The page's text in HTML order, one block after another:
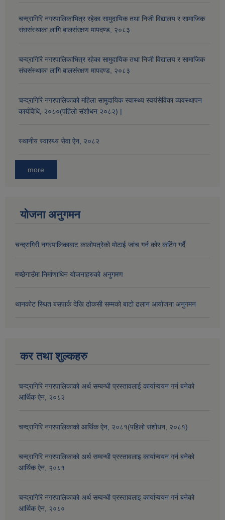
चन्द्रागिरि नगरपालिकाभित्र रहेका सामुदायिक तथा निजी विद्यालय र सामाजिक
संघसंस्थाका लागि बालसंरक्षण मापदण्ड, २०८३
चन्द्रागिरि नगरपालिकाभित्र रहेका सामुदायिक तथा निजी विद्यालय र सामाजिक
संघसंस्थाका लागि बालसंरक्षण मापदण्ड, २०८३
चन्द्रागिरि नगरपालिकाको महिला सामुदायिक स्वास्थ्य स्वयंसेविका व्यवस्थापन
कार्यविधि, २०८०(पहिलो संशोधन २०८२) |
स्थानीय स्वास्थ्य सेवा ऐन, २०८२
more
योजना अनुगमन
चन्द्रागिरी नगरपालिकाबाट कालोपत्रेको मोटाई जांच गर्न कोर कटिंग गर्दै
मच्छेगाउँमा निर्माणाधिन योजनाहरुको अनुगमण
थानकोट स्थित बसपार्क देखि ढोकसी सम्मको बाटो ढलान आयोजना अनुगमन
कर तथा शुल्कहरु
चन्द्रागिरि नगरपालिकाको अर्थ सम्बन्धी प्रस्तावलाई कार्यान्वयन गर्न बनेको
आर्थिक ऐन, २०८२
चन्द्रागिरि नगरपालिकाको आर्थिक ऐन, २०८१(पहिलो संशोधन, २०८१)
चन्द्रागिरि नगरपालिकाको अर्थ सम्वन्धी प्रस्तावलाइ कार्यान्वयन गर्न बनेको
आर्थिक ऐन, २०८१
चन्द्रागिरि नगरपालिकाको अर्थ सम्वन्धी प्रस्तावलाइ कार्यान्वयन गर्न बनेको
आर्थिक ऐन, २०८०